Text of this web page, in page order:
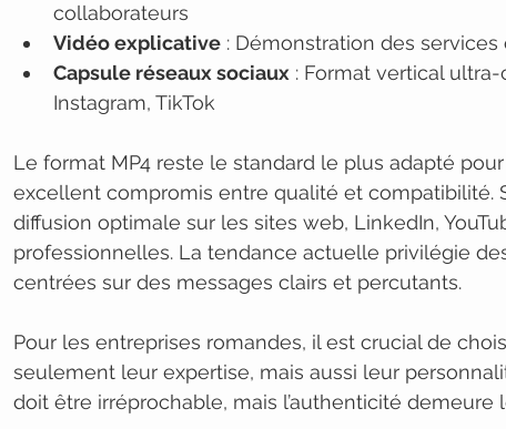
collaborateurs
Vidéo explicative : Démonstration des
Capsule réseaux sociaux : Format vertical
Instagram, TikTok
Le format MP4 reste le standard le plus adapté
excellent compromis entre qualité et compatibilité.
diffusion optimale sur les sites web, LinkedIn,
professionnelles. La tendance actuelle privilégie
centrées sur des messages clairs et percutants.
Pour les entreprises romandes, il est crucial de
seulement leur expertise, mais aussi leur
doit être irréprochable, mais l’authenticité